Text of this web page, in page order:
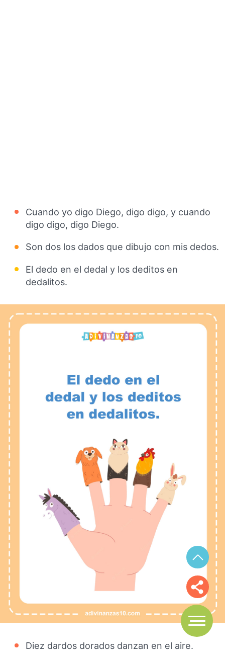
Cuando yo digo Diego, digo digo, y cuando
digo digo, digo Diego.
Son dos los dados que dibujo con mis dedos.
El dedo en el dedal y los deditos en
dedalitos.
Diez dardos dorados danzan en el aire.